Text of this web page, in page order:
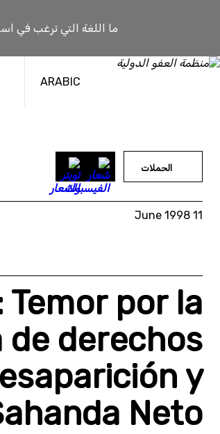
ما اللغة التي ترغب في
ARABIC
الحملات
11 June 1998
por la
derechos
y
Neto